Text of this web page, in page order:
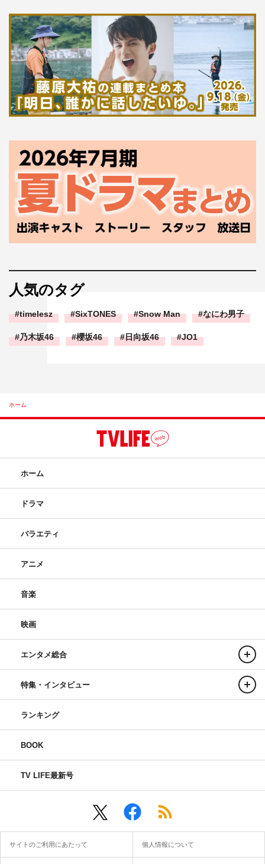
人気のタグ
timelesz SixTONES Snow Man なにわ男子
乃木坂46 櫻坂46 日向坂46 JO1
ホーム
ホーム
ドラマ
バラエティ
アニメ
音楽
映画
エンタメ総合
特集・インタビュー
ランキング
BOOK
TV LIFE最新号
サイトのご利用にあたって 個人情報について